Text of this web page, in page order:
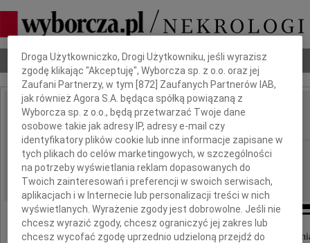
Nekrologi Odeszli Poradnik pogrzebowy
IMIĘ I NAZWISKO: Maria Olszewska
REGION: Poznań
DATA EMISJI: 29.09.2017
Z głębokim smutkiem zawiadamiamy, że w dniu 21
Dbamy o Twoją prywatność
Droga Użytkowniczko, Drogi Użytkowniku, jeśli wyrazisz
zgodę klikając "Akceptuję", Wyborcza sp. z o.o. oraz jej
Zaufani Partnerzy, w tym [872] Zaufanych Partnerów IAB,
jak również Agora S.A. będąca spółką powiązaną z
Wyborcza sp. z o.o., będą przetwarzać Twoje dane
osobowe takie jak adresy IP, adresy e-mail czy
identyfikatory plików cookie lub inne informacje zapisane w
tych plikach do celów marketingowych, w szczególności
na potrzeby wyświetlania reklam dopasowanych do
Twoich zainteresowań i preferencji w swoich serwisach,
aplikacjach i w Internecie lub personalizacji treści w nich
wyświetlanych. Wyrażenie zgody jest dobrowolne. Jeśli nie
chcesz wyrazić zgody, chcesz ograniczyć jej zakres lub
chcesz wycofać zgodę uprzednio udzieloną przejdź do